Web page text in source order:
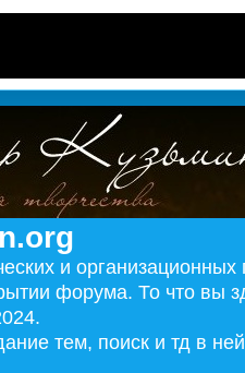
и
форума. То что вы
тем, поиск и тд в